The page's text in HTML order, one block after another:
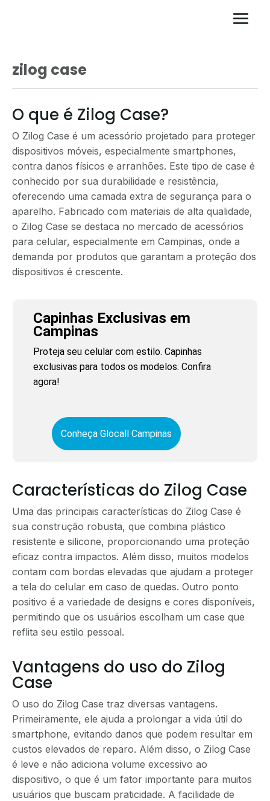
zilog case
O que é Zilog Case?
O Zilog Case é um acessório projetado para proteger
dispositivos móveis, especialmente smartphones,
contra danos físicos e arranhões. Este tipo de case é
conhecido por sua durabilidade e resistência,
oferecendo uma camada extra de segurança para o
aparelho. Fabricado com materiais de alta qualidade,
o Zilog Case se destaca no mercado de acessórios
para celular, especialmente em Campinas, onde a
demanda por produtos que garantam a proteção dos
dispositivos é crescente.
Capinhas Exclusivas em
Campinas
Proteja seu celular com estilo. Capinhas
exclusivas para todos os modelos. Confira
agora!
Conheça Glocall Campinas
Características do Zilog Case
Uma das principais características do Zilog Case é
sua construção robusta, que combina plástico
resistente e silicone, proporcionando uma proteção
eficaz contra impactos. Além disso, muitos modelos
contam com bordas elevadas que ajudam a proteger
a tela do celular em caso de quedas. Outro ponto
positivo é a variedade de designs e cores disponíveis,
permitindo que os usuários escolham um case que
reflita seu estilo pessoal.
Vantagens do uso do Zilog
Case
O uso do Zilog Case traz diversas vantagens.
Primeiramente, ele ajuda a prolongar a vida útil do
smartphone, evitando danos que podem resultar em
custos elevados de reparo. Além disso, o Zilog Case
é leve e não adiciona volume excessivo ao
dispositivo, o que é um fator importante para muitos
usuários que buscam praticidade. A facilidade de